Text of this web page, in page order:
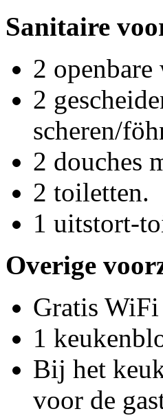
Sanitaire
2 openbare
2
scheren/
2 douches
2 toiletten.
1 uitstort-
Overige
Gratis WiFi
1
Bij het
voor de